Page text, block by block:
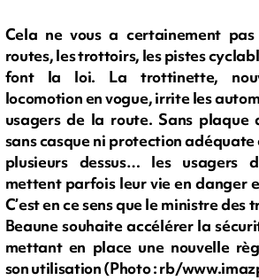
Cela ne vous a certainement
routes, les trottoirs, les pistes
font la loi. La trottinette,
locomotion en vogue, irrite les
usagers de la route. Sans plaque
sans casque ni protection
plusieurs dessus… les usagers
mettent parfois leur vie en danger
C’est en ce sens que le ministre des
Beaune souhaite accélérer la
mettant en place une nouvelle
son utilisation (Photo : rb/